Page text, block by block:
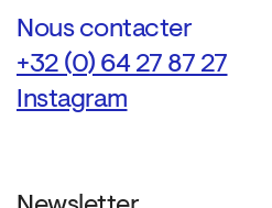
Nous contacter
+32 (0) 64 27 87 27
Instagram